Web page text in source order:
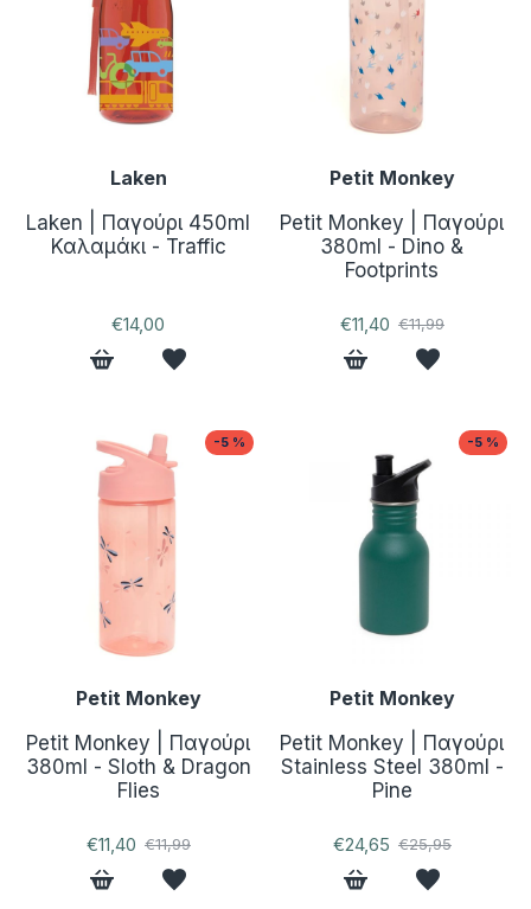
Laken
Laken | Παγούρι 450ml
Καλαμάκι - Traffic
€14,00
Petit Monkey
Petit Monkey | Παγούρι
380ml - Dino &
Footprints
€11,40 €11,99
-5 %
Petit Monkey
Petit Monkey | Παγούρι
380ml - Sloth & Dragon
Flies
€11,40 €11,99
-5 %
Petit Monkey
Petit Monkey | Παγούρι
Stainless Steel 380ml -
Pine
€24,65 €25,95